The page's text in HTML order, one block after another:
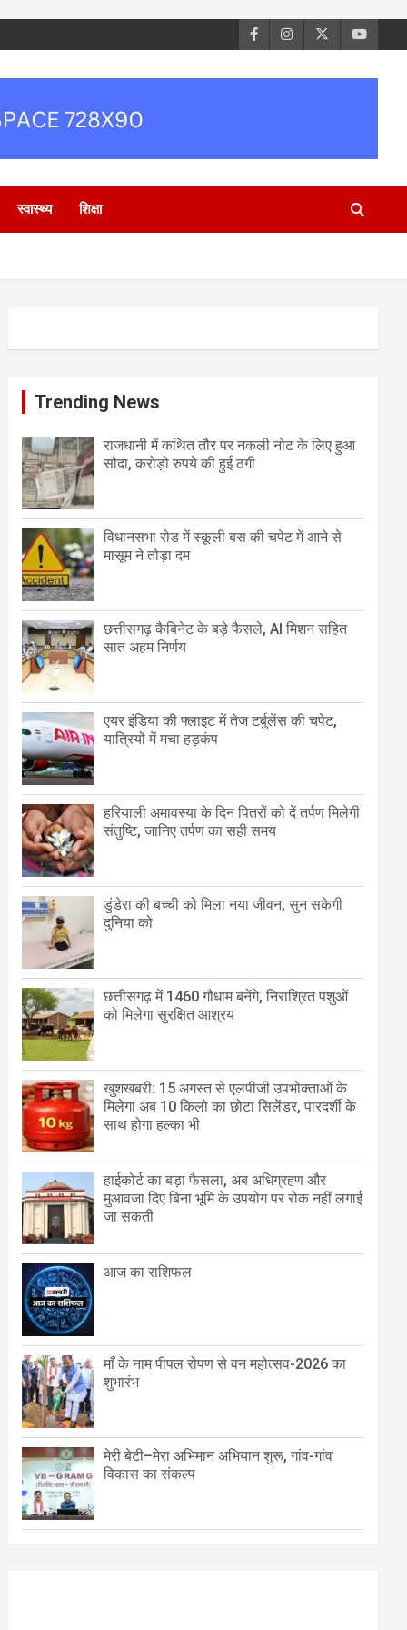
स्वास्थ्य शिक्षा
Trending News
राजधानी में कथित तौर पर नकली नोट के लिए हुआ
सौदा, करोड़ो रुपये की हुई ठगी
विधानसभा रोड में स्कूली बस की चपेट में आने से
मासूम ने तोड़ा दम
छत्तीसगढ़ कैबिनेट के बड़े फैसले, AI मिशन सहित
सात अहम निर्णय
एयर इंडिया की फ्लाइट में तेज टर्बुलेंस की चपेट,
यात्रियों में मचा हड़कंप
हरियाली अमावस्या के दिन पितरों को दें तर्पण मिलेगी
संतुष्टि, जानिए तर्पण का सही समय
डुंडेरा की बच्ची को मिला नया जीवन, सुन सकेगी
दुनिया को
छत्तीसगढ़ में 1460 गौधाम बनेंगे, निराश्रित पशुओं
को मिलेगा सुरक्षित आश्रय
खुशखबरी: 15 अगस्त से एलपीजी उपभोक्ताओं के
मिलेगा अब 10 किलो का छोटा सिलेंडर, पारदर्शी के
साथ होगा हल्का भी
हाईकोर्ट का बड़ा फैसला, अब अधिग्रहण और
मुआवजा दिए बिना भूमि के उपयोग पर रोक नहीं लगाई
जा सकती
आज का राशिफल
माँ के नाम पीपल रोपण से वन महोत्सव-2026 का
शुभारंभ
मेरी बेटी–मेरा अभिमान अभियान शुरू, गांव-गांव
विकास का संकल्प